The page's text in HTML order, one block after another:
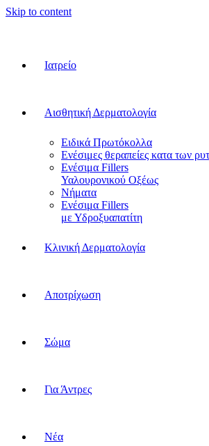
Skip to content
Ιατρείο
Αισθητική Δερματολογία
Ειδικά Πρωτόκολλα
Ενέσιμες θεραπείες κατα των
Ενέσιμα Fillers
Υαλουρονικού Οξέως
Νήματα
Ενέσιμα Fillers
με Υδροξυαπατίτη
Κλινική Δερματολογία
Αποτρίχωση
Σώμα
Για Άντρες
Νέα